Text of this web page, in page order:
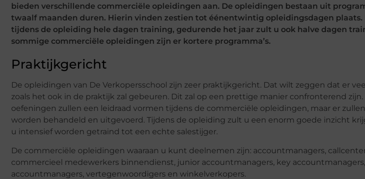
bieden verschillende commerciële opleidingen aan. De opleidingen bestaan uit
twaalf maanden duren. Hierin vinden zestien tot éénentwintig opleidingsdagen
tijdens de opleiding hele dagen training, gedurende het jaar zult u ook halve dagen
sommige commerciële opleidingen zijn er kortere programma’s.
Praktijkgericht
De opleidingen van De Verkopersschool zijn zeer praktijkgericht. Dat wilt zeggen dat er
zoals het ook in de praktijk zal gebeuren. Dit zal op een prettige manier confronterend zijn.
oefeningen zullen een leidraad vormen tijdens de commerciële opleidingen, maar er
worden behandeld en uitgevoerd. Tijdens de opleiding zult u een enorm goede inzicht
u intensief worden getraind tot een echte salestijger.
De commerciële opleidingen waaraan u kunt deelnemen zijn: accountmanagers,
commercieel medewerkers binnendienst, junior accountmanagers, key
accountmanagers, vertegenwoordigers en winkelverkopers.